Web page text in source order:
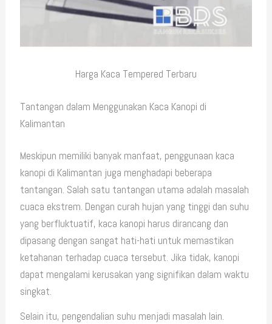
Harga Kaca Tempered Terbaru
Tantangan dalam Menggunakan Kaca Kanopi di
Kalimantan
Meskipun memiliki banyak manfaat, penggunaan kaca
kanopi di Kalimantan juga menghadapi beberapa
tantangan. Salah satu tantangan utama adalah masalah
cuaca ekstrem. Dengan curah hujan yang tinggi dan suhu
yang berfluktuatif, kaca kanopi harus dirancang dan
dipasang dengan sangat hati-hati untuk memastikan
ketahanan terhadap cuaca tersebut. Jika tidak, kanopi
dapat mengalami kerusakan yang signifikan dalam waktu
singkat.
Selain itu, pengendalian suhu menjadi masalah lain.